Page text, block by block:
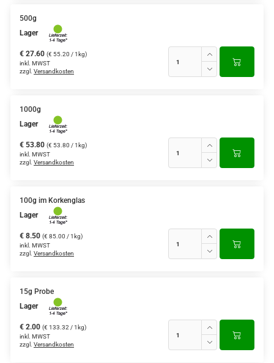
500g
Lager
€ 27.60 (€ 55.20 / 1kg)
inkl. MWST
zzgl. Versandkosten
1000g
Lager
€ 53.80 (€ 53.80 / 1kg)
inkl. MWST
zzgl. Versandkosten
100g im Korkenglas
Lager
€ 8.50 (€ 85.00 / 1kg)
inkl. MWST
zzgl. Versandkosten
15g Probe
Lager
€ 2.00 (€ 133.32 / 1kg)
inkl. MWST
zzgl. Versandkosten